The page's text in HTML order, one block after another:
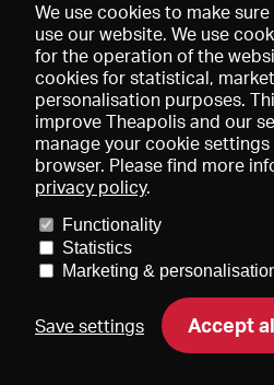
About us
Imprint
DE EN
We use cookies to make
use our website. We use
for the operation of the
cookies for statistical,
personalisation purposes.
improve Theapolis and our
manage your cookie
browser. Please find more
privacy policy.
Functionality
Statistics
Marketing &
Save settings Accept